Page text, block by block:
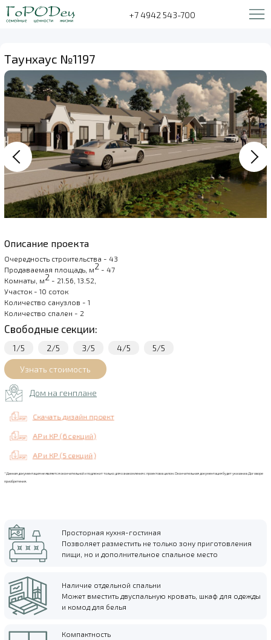
+7 4942 543-700
Таунхаус №1197
Описание проекта
Очередность строительства - 43
Продаваемая площадь, м2 - 47
Комнаты, м2 - 21.56, 13.52,
Участок - 10 соток
Количество санузлов - 1
Количество спален - 2
Свободные секции:
1/5 2/5 3/5 4/5 5/5
Дом на генплане
Скачать дизайн проект
АР и КР (6 секций)
АР и КР (5 секций)
*Данная документация не является окончательной и подлежит только для ознакомления с проектов в целом. Окончательная документация будет указана в Договоре
приобретения.
Просторная кухня-гостиная
Позволяет разместить не только зону приготовления
пищи, но и дополнительное спальное место
Наличие отдельной спальни
Может вместить двуспальную кровать, шкаф для одежды
и комод для белья
Компактность